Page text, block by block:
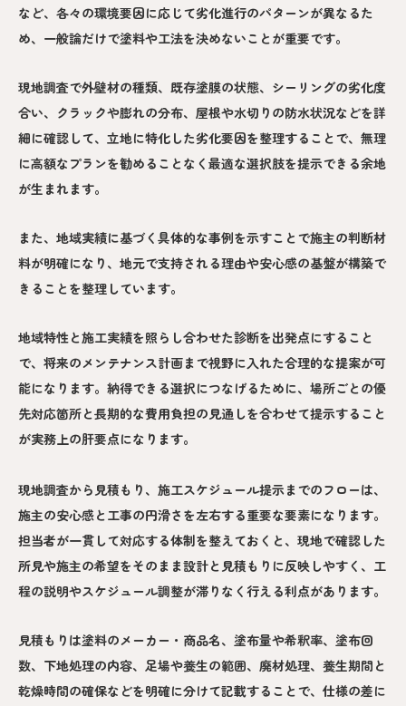
など、各々の環境要因に応じて劣化進行のパターンが異なるた
め、一般論だけで塗料や工法を決めないことが重要です。
現地調査で外壁材の種類、既存塗膜の状態、シーリングの劣化度
合い、クラックや膨れの分布、屋根や水切りの防水状況などを詳
細に確認して、立地に特化した劣化要因を整理することで、無理
に高額なプランを勧めることなく最適な選択肢を提示できる余地
が生まれます。
また、地域実績に基づく具体的な事例を示すことで施主の判断材
料が明確になり、地元で支持される理由や安心感の基盤が構築で
きることを整理しています。
地域特性と施工実績を照らし合わせた診断を出発点にすること
で、将来のメンテナンス計画まで視野に入れた合理的な提案が可
能になります。納得できる選択につなげるために、場所ごとの優
先対応箇所と長期的な費用負担の見通しを合わせて提示すること
が実務上の肝要点になります。
現地調査から見積もり、施工スケジュール提示までのフローは、
施主の安心感と工事の円滑さを左右する重要な要素になります。
担当者が一貫して対応する体制を整えておくと、現地で確認した
所見や施主の希望をそのまま設計と見積もりに反映しやすく、工
程の説明やスケジュール調整が滞りなく行える利点があります。
見積もりは塗料のメーカー・商品名、塗布量や希釈率、塗布回
数、下地処理の内容、足場や養生の範囲、廃材処理、養生期間と
乾燥時間の確保などを明確に分けて記載することで、仕様の差に